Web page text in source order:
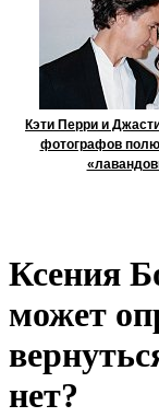
Кэти Перри и
фотографов
Ксения
может
нет?